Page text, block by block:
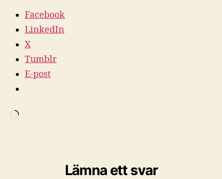
Facebook
LinkedIn
X
Tumblr
E-post
Lämna ett svar